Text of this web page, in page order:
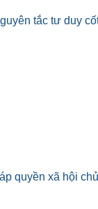
tắc tư duy
quyền xã hội